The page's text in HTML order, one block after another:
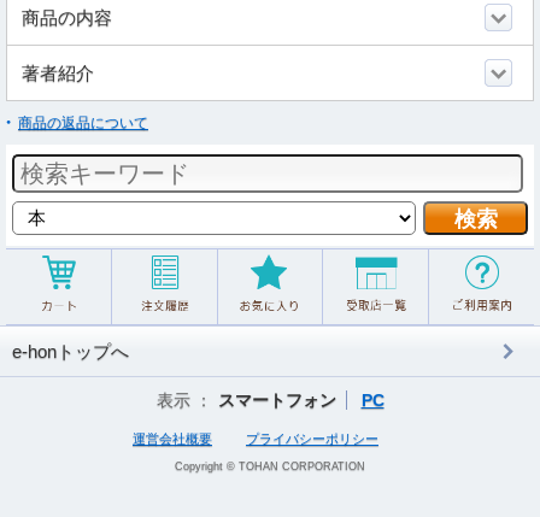
商品の内容
著者紹介
商品の返品について
e-honトップへ
表示 ： スマートフォン PC
運営会社概要 プライバシーポリシー
Copyright © TOHAN CORPORATION